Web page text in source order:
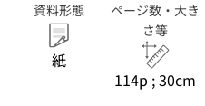
資料形態
紙
ページ数・大き
さ等
114p ; 30cm